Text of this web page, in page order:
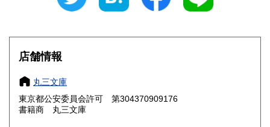
静岡県
滋賀県
大阪府
奈良県
店舗情報
丸三文庫
東京都公安委員会許可 第304370909176
書籍商 丸三文庫